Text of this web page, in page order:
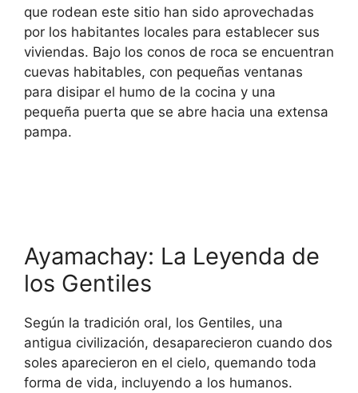
que rodean este sitio han sido aprovechadas
por los habitantes locales para establecer sus
viviendas. Bajo los conos de roca se encuentran
cuevas habitables, con pequeñas ventanas
para disipar el humo de la cocina y una
pequeña puerta que se abre hacia una extensa
pampa.
Ayamachay: La Leyenda de
los Gentiles
Según la tradición oral, los Gentiles, una
antigua civilización, desaparecieron cuando dos
soles aparecieron en el cielo, quemando toda
forma de vida, incluyendo a los humanos.